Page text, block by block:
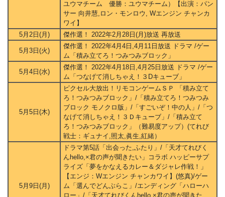
ユウマチーム 優勝：ユウマチーム）【出演：パン
サー 向井慧,ロン・モンロウ, Wエンジン チャンカ
ワイ】
5月2日(月)
傑作選！ 2022年2月28日(月)放送 再放送
5月3日(火)
傑作選！ 2022年4月4日,4月11日放送 ドラマ /ゲー
ム「積み立てろ！つみつみブロック」
5月4日(水)
傑作選！ 2022年4月18日,4月25日放送 ドラマ /ゲー
ム「つなげて消しちゃえ！３Dキューブ」
5月5日(木)
ピクセル大放出！リモコンゲームＳＰ 「積み立て
ろ！つみつみブロック」/「積み立てろ！つみつみ
ブロック モノクロ版」/「すごいぞ！中の人」/「つ
なげて消しちゃえ！３Ｄキューブ」/「積み立て
ろ！つみつみブロック」（難易度アップ）(てれび
戦士：ギュナイ,照太,眞生,紅緒）
5月9日(月)
ドラマ第5話「出会った,ふたり」/「天才てれびく
んhello,×君の声が聞きたい」コラボ ハッピーサプ
ライズ「夢をかなえるカレー＆ダジャレ作戦！」
【エンジ：Wエンジン チャンカワイ】(悠真)/ゲー
ム「選んでどんぶらこ」/エンディング「ハローハ
ロー」/「天才てれびくんhello,×君の声が聞きた